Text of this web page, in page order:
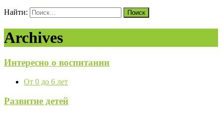
Найти:
Archives
Интересно о воспитании
От 0 до 6 лет
Развитие детей